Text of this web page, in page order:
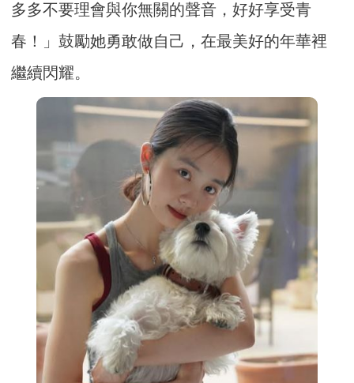
多多不要理會與你無關的聲音，好好享受青
春！」鼓勵她勇敢做自己，在最美好的年華裡
繼續閃耀。